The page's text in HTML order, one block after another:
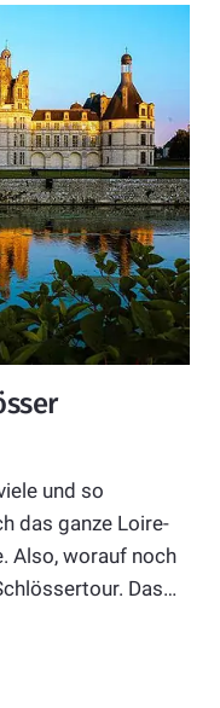
und so
das ganze Loire-
Also, worauf noch
Das…